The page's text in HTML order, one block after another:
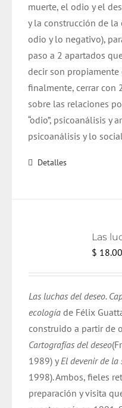
muerte, el odio y el
y la construcción de la
odio y lo negativo),
paso a 2 apartados
decir son propiamente
finalmente, cerrar con
sobre las relaciones
“odio”, psicoanálisis y
psicoanálisis y lo
Detalles
$
Las luchas del deseo.
ecología de Félix
construido a partir de
Cartografías del deseo
1989) yEl devenir de
1998). Ambos, fieles
preparación y visita